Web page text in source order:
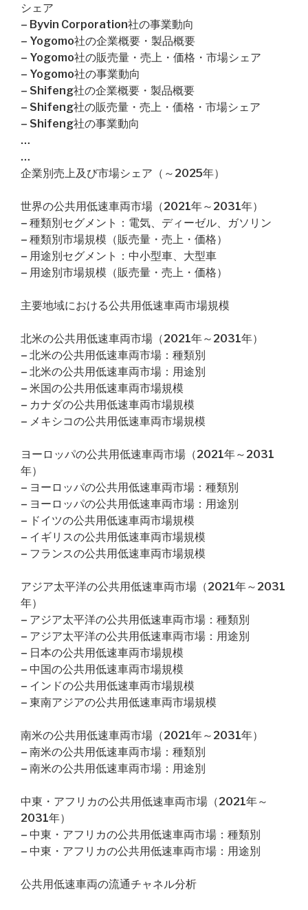
シェア
– Byvin Corporation社の事業動向
– Yogomo社の企業概要・製品概要
– Yogomo社の販売量・売上・価格・市場シェア
– Yogomo社の事業動向
– Shifeng社の企業概要・製品概要
– Shifeng社の販売量・売上・価格・市場シェア
– Shifeng社の事業動向
…
…
企業別売上及び市場シェア（～2025年）
世界の公共用低速車両市場（2021年～2031年）
– 種類別セグメント：電気、ディーゼル、ガソリン
– 種類別市場規模（販売量・売上・価格）
– 用途別セグメント：中小型車、大型車
– 用途別市場規模（販売量・売上・価格）
主要地域における公共用低速車両市場規模
北米の公共用低速車両市場（2021年～2031年）
– 北米の公共用低速車両市場：種類別
– 北米の公共用低速車両市場：用途別
– 米国の公共用低速車両市場規模
– カナダの公共用低速車両市場規模
– メキシコの公共用低速車両市場規模
ヨーロッパの公共用低速車両市場（2021年～2031
年）
– ヨーロッパの公共用低速車両市場：種類別
– ヨーロッパの公共用低速車両市場：用途別
– ドイツの公共用低速車両市場規模
– イギリスの公共用低速車両市場規模
– フランスの公共用低速車両市場規模
アジア太平洋の公共用低速車両市場（2021年～2031
年）
– アジア太平洋の公共用低速車両市場：種類別
– アジア太平洋の公共用低速車両市場：用途別
– 日本の公共用低速車両市場規模
– 中国の公共用低速車両市場規模
– インドの公共用低速車両市場規模
– 東南アジアの公共用低速車両市場規模
南米の公共用低速車両市場（2021年～2031年）
– 南米の公共用低速車両市場：種類別
– 南米の公共用低速車両市場：用途別
中東・アフリカの公共用低速車両市場（2021年～
2031年）
– 中東・アフリカの公共用低速車両市場：種類別
– 中東・アフリカの公共用低速車両市場：用途別
公共用低速車両の流通チャネル分析